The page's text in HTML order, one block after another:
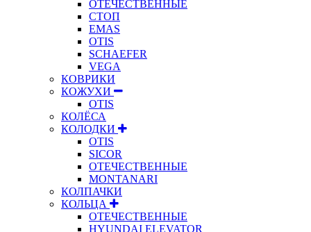
ОТЕЧЕСТВЕННЫЕ
СТОП
EMAS
OTIS
SCHAEFER
VEGA
КОВРИКИ
КОЖУХИ
OTIS
КОЛЁСА
КОЛОДКИ
OTIS
SICOR
ОТЕЧЕСТВЕННЫЕ
MONTANARI
КОЛПАЧКИ
КОЛЬЦА
ОТЕЧЕСТВЕННЫЕ
HYUNDAI ELEVATOR